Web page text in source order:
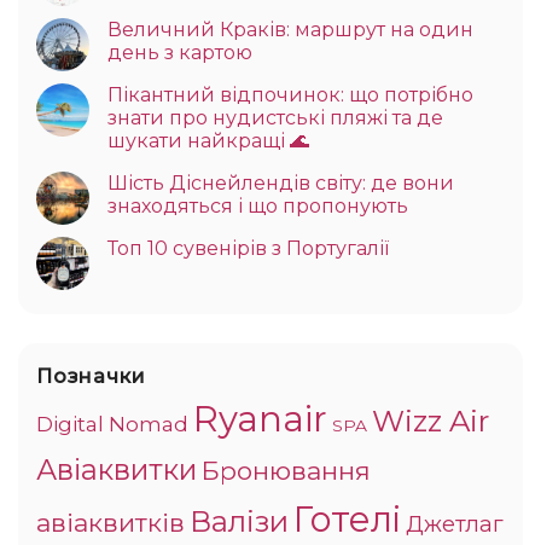
Величний Краків: маршрут на один
день з картою
Пікантний відпочинок: що потрібно
знати про нудистські пляжі та де
шукати найкращі 🌊
Шість Діснейлендів світу: де вони
знаходяться і що пропонують
Топ 10 сувенірів з Португалії
Позначки
Digital Nomad Ryanair SPA Wizz Air
Авіаквитки Бронювання
авіаквитків Валізи Готелі Джетлаг